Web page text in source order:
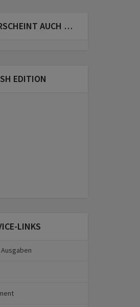
AUCH …
EDITION
LINKS